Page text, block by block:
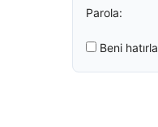
Parola:
Beni hatırla